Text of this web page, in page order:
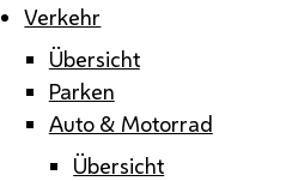
Verkehr
Übersicht
Parken
Auto & Motorrad
Übersicht